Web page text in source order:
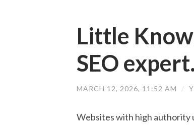
Little
SEO expert.
MARCH 12, 2026, 11:52 AM /
Websites with high authority